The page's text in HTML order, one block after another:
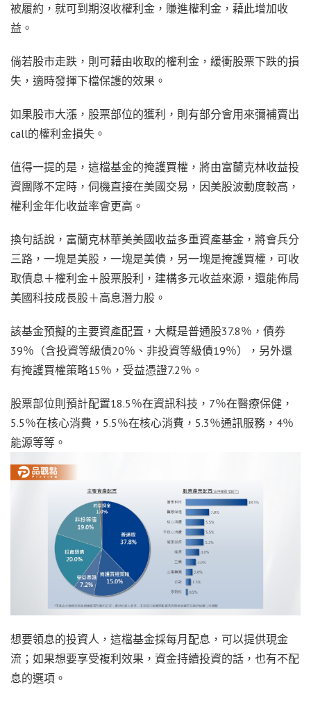
被履約，就可到期沒收權利金，賺進權利金，藉此增加收
益。
倘若股市走跌，則可藉由收取的權利金，緩衝股票下跌的損
失，適時發揮下檔保護的效果。
如果股市大漲，股票部位的獲利，則有部分會用來彌補賣出
call的權利金損失。
值得一提的是，這檔基金的掩護買權，將由富蘭克林收益投
資團隊不定時，伺機直接在美國交易，因美股波動度較高，
權利金年化收益率會更高。
換句話說，富蘭克林華美美國收益多重資產基金，將會兵分
三路，一塊是美股，一塊是美債，另一塊是掩護買權，可收
取債息＋權利金＋股票股利，建構多元收益來源，還能佈局
美國科技成長股＋高息潛力股。
該基金預擬的主要資產配置，大概是普通股37.8％，債券
39％（含投資等級債20％、非投資等級債19％），另外還
有掩護買權策略15％，受益憑證7.2％。
股票部位則預計配置18.5％在資訊科技，7％在醫療保健，
5.5％在核心消費，5.5％在核心消費，5.3％通訊服務，4％
能源等等。
想要領息的投資人，這檔基金採每月配息，可以提供現金
流；如果想要享受複利效果，資金持續投資的話，也有不配
息的選項。